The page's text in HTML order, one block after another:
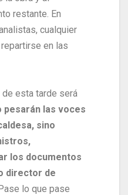
restante. En
cualquier
en las
de esta tarde será
pesarán las voces
sino
los documentos
director de
lo que pase